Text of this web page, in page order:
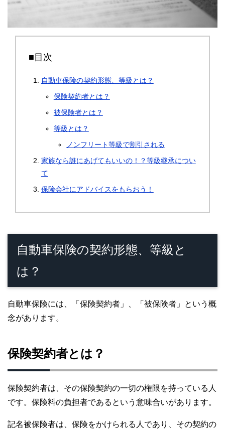
■目次
自動車保険の契約形態、等級とは？
保険契約者とは？
被保険者とは？
等級とは？
ノンフリート等級で割引される
家族なら誰にあげてもいいの！？等級継承につい
て
保険会社にアドバイスをもらおう！
自動車保険の契約形態、等級と
は？
自動車保険には、「保険契約者」、「被保険者」という概
念があります。
保険契約者とは？
保険契約者は、その保険契約の一切の権限を持っている人
です。保険料の負担者であるという意味合いがあります。
記名被保険者は、保険をかけられる人であり、その契約の